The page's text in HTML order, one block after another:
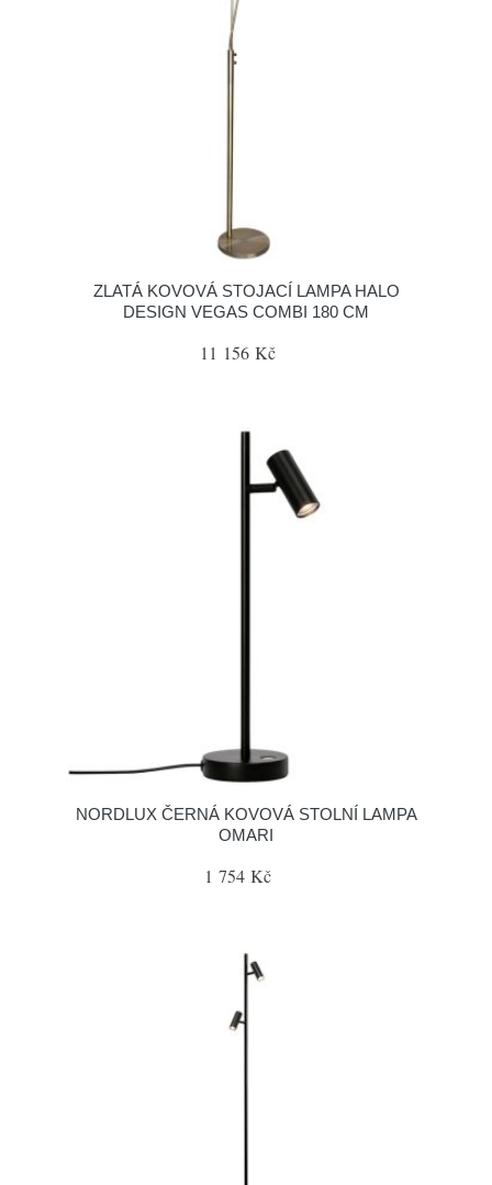
ZLATÁ KOVOVÁ STOJACÍ LAMPA HALO
DESIGN VEGAS COMBI 180 CM
11 156 Kč
NORDLUX ČERNÁ KOVOVÁ STOLNÍ LAMPA
OMARI
1 754 Kč